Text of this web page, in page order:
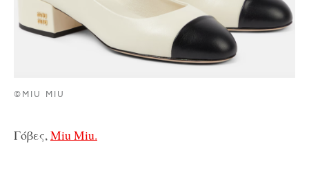
©MIU MIU
Γόβες,Miu Miu.